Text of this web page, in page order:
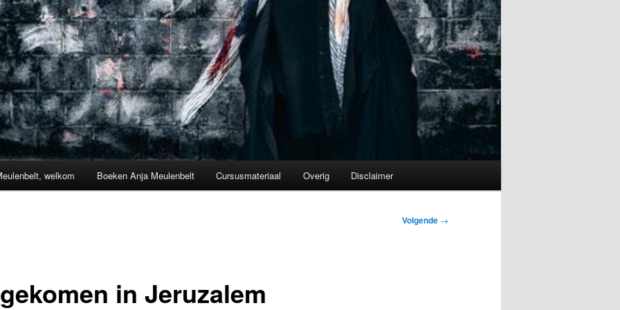
welkom Boeken Anja Meulenbelt Cursusmateriaal Overig Disclaimer
Volgende →
in Jeruzalem